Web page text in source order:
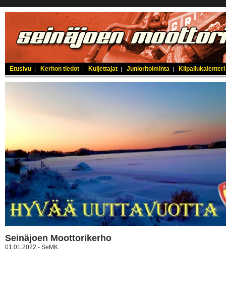
Etusivu | Kerhon tiedot | Kuljettajat | Junioritoiminta | Kilpailukalenteri
Seinäjoen Moottorikerho
01.01.2022 - SeMK